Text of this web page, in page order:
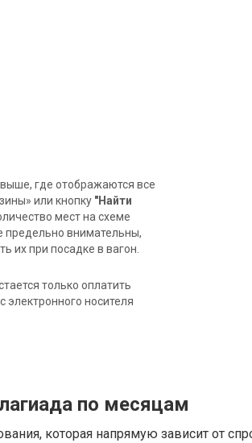
где отображаются все
или кнопку "Найти
мест на схеме
предельно внимательны,
их при посадке в вагон.
только оплатить
носителя
по месяцам
которая напрямую зависит от